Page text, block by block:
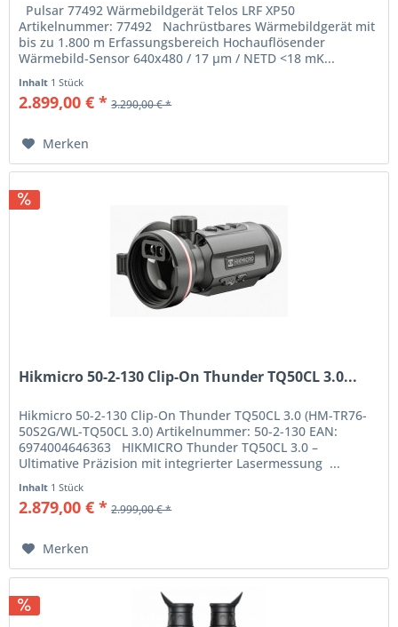
Pulsar 77492 Wärmebildgerät Telos LRF XP50
Artikelnummer: 77492 Nachrüstbares Wärmebildgerät mit
bis zu 1.800 m Erfassungsbereich Hochauflösender
Wärmebild-Sensor 640x480 / 17 µm / NETD <18 mK...
Inhalt 1 Stück
2.899,00 € * 3.290,00 € *
Merken
Hikmicro 50-2-130 Clip-On Thunder TQ50CL 3.0...
Hikmicro 50-2-130 Clip-On Thunder TQ50CL 3.0 (HM-TR76-
50S2G/WL-TQ50CL 3.0) Artikelnummer: 50-2-130 EAN:
6974004646363 HIKMICRO Thunder TQ50CL 3.0 –
Ultimative Präzision mit integrierter Lasermessung ...
Inhalt 1 Stück
2.879,00 € * 2.999,00 € *
Merken